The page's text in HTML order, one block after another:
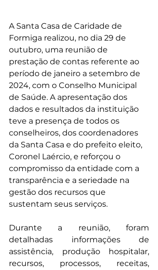
A Santa Casa de Caridade de
Formiga realizou, no dia 29 de
outubro, uma reunião de
prestação de contas referente ao
período de janeiro a setembro de
2024, com o Conselho Municipal
de Saúde. A apresentação dos
dados e resultados da instituição
teve a presença de todos os
conselheiros, dos coordenadores
da Santa Casa e do prefeito eleito,
Coronel Laércio, e reforçou o
compromisso da entidade com a
transparência e a seriedade na
gestão dos recursos que
sustentam seus serviços.
Durante a reunião, foram
detalhadas informações de
assistência, produção hospitalar,
recursos, processos, receitas,